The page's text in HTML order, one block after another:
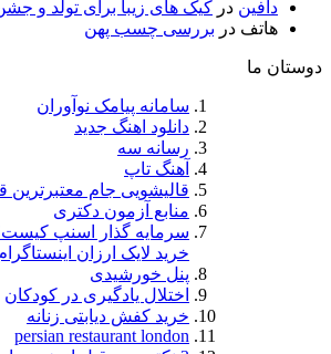
دافین در کیک های زیبا برای تولد و
هاتف در بررسی چسب پهن
دوستان ما
سامانه پیامک نوآوران
دانلود اهنگ جدید
رسانه سه
آهنگ تاپ
قالیشویی جام معتبرترین
منابع آزمون دکتری
سرمایه گذار اسنپ
خرید لایک ارزان
پنل خورشیدی
اختلال یادگیری در کودکان
خرید کفش دیابتی زنانه
persian restaurant london